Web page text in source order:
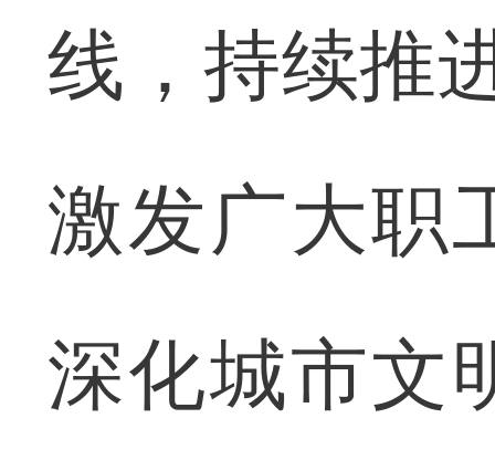
线，持续推
激发广大职
深化城市文